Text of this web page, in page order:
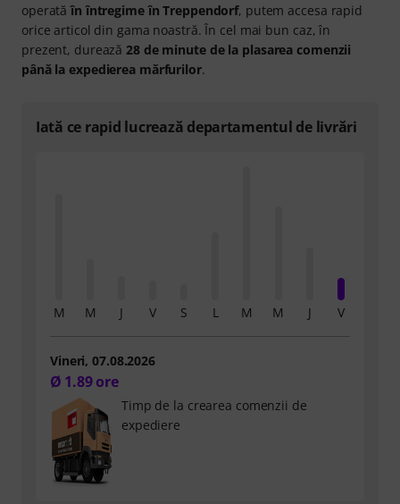
operatăîn întregime în Treppendorf, putem accesa rapid
orice articol din gama noastră. În cel mai bun caz, în
prezent, durează28 de minute de la plasarea comenzii
până la expedierea mărfurilor.
Iată ce rapid lucrează departamentul de livrări
Vineri, 07.08.2026
Ø 1.89 ore
Timp de la crearea comenzii de
expediere